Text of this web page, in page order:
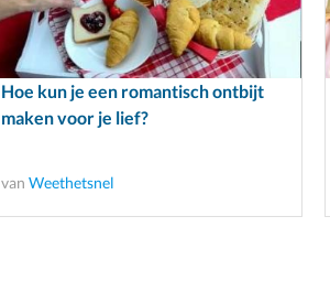
Hoe kun je een romantisch ontbijt
maken voor je lief?
van Weethetsnel